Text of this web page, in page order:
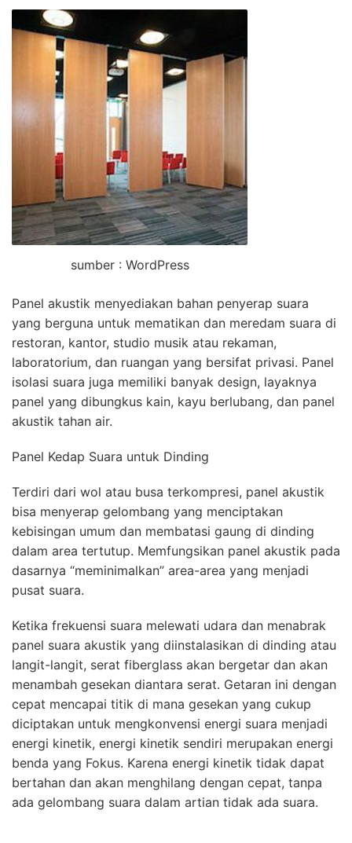
sumber : WordPress
Panel akustik menyediakan bahan penyerap suara
yang berguna untuk mematikan dan meredam suara di
restoran, kantor, studio musik atau rekaman,
laboratorium, dan ruangan yang bersifat privasi. Panel
isolasi suara juga memiliki banyak design, layaknya
panel yang dibungkus kain, kayu berlubang, dan panel
akustik tahan air.
Panel Kedap Suara untuk Dinding
Terdiri dari wol atau busa terkompresi, panel akustik
bisa menyerap gelombang yang menciptakan
kebisingan umum dan membatasi gaung di dinding
dalam area tertutup. Memfungsikan panel akustik pada
dasarnya “meminimalkan” area-area yang menjadi
pusat suara.
Ketika frekuensi suara melewati udara dan menabrak
panel suara akustik yang diinstalasikan di dinding atau
langit-langit, serat fiberglass akan bergetar dan akan
menambah gesekan diantara serat. Getaran ini dengan
cepat mencapai titik di mana gesekan yang cukup
diciptakan untuk mengkonvensi energi suara menjadi
energi kinetik, energi kinetik sendiri merupakan energi
benda yang Fokus. Karena energi kinetik tidak dapat
bertahan dan akan menghilang dengan cepat, tanpa
ada gelombang suara dalam artian tidak ada suara.